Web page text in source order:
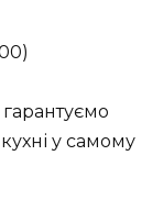
у самому